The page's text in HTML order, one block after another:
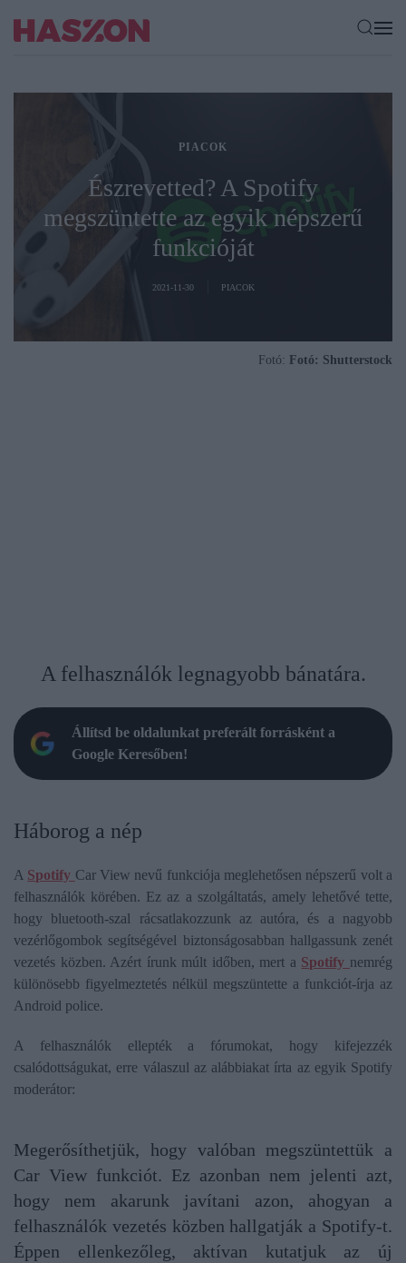
PIACOK
Észrevetted? A Spotify
megszüntette az egyik népszerű
funkcióját
2021-11-30 PIACOK
Fotó: Fotó: Shutterstock
A felhasználók legnagyobb bánatára.
Állítsd be oldalunkat preferált forrásként a
Google Keresőben!
Háborog a nép
A Spotify Car View nevű funkciója meglehetősen népszerű volt a
felhasználók körében. Ez az a szolgáltatás, amely lehetővé tette,
hogy bluetooth-szal rácsatlakozzunk az autóra, és a nagyobb
vezérlőgombok segítségével biztonságosabban hallgassunk zenét
vezetés közben. Azért írunk múlt időben, mert a Spotify nemrég
különösebb figyelmeztetés nélkül megszüntette a funkciót-írja az
Android police.
A felhasználók ellepték a fórumokat, hogy kifejezzék
csalódottságukat, erre válaszul az alábbiakat írta az egyik Spotify
moderátor:
Megerősíthetjük, hogy valóban megszüntettük a
Car View funkciót. Ez azonban nem jelenti azt,
hogy nem akarunk javítani azon, ahogyan a
felhasználók vezetés közben hallgatják a Spotify-t.
Éppen ellenkezőleg, aktívan kutatjuk az új